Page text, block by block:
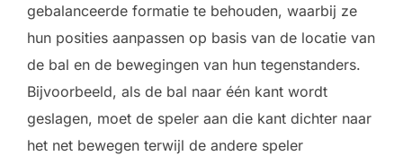
gebalanceerde formatie te behouden, waarbij ze
hun posities aanpassen op basis van de locatie van
de bal en de bewegingen van hun tegenstanders.
Bijvoorbeeld, als de bal naar één kant wordt
geslagen, moet de speler aan die kant dichter naar
het net bewegen terwijl de andere speler